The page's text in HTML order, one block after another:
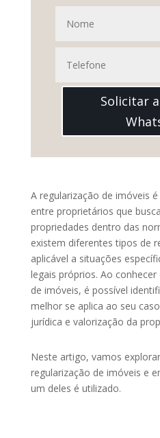
Solicitar
A regularização de imóveis
entre proprietários que
propriedades dentro das
existem diferentes tipos de
aplicável a situações
legais próprios. Ao
de imóveis, é possível
melhor se aplica ao seu
jurídica e valorização da
Neste artigo, vamos
regularização de imóveis e
um deles é utilizado.